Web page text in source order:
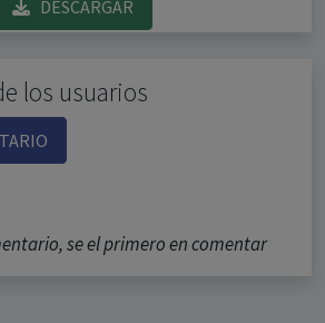
DESCARGAR
los usuarios
se el primero en comentar